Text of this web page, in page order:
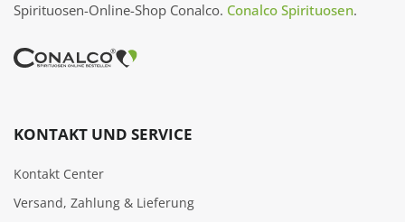
Spirituosen-Online-Shop Conalco. Conalco Spirituosen.
KONTAKT UND SERVICE
Kontakt Center
Versand, Zahlung & Lieferung